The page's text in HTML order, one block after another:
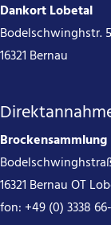
Dankort Lobetal
Bodelschwinghstr. 5
16321 Bernau
Brockensammlung
16321 Bernau OT
fon: +49 (0) 3338